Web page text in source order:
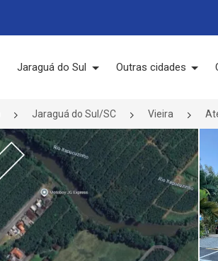
Jaraguá do Sul Outras cidades
Jaraguá do Sul/SC Vieira